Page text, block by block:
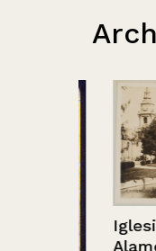
Iglesia
Alameda